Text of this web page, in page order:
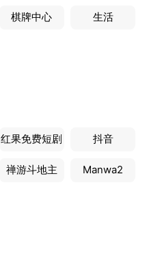
棋牌中心 生活
红果免费短剧 抖音
禅游斗地主 Manwa2